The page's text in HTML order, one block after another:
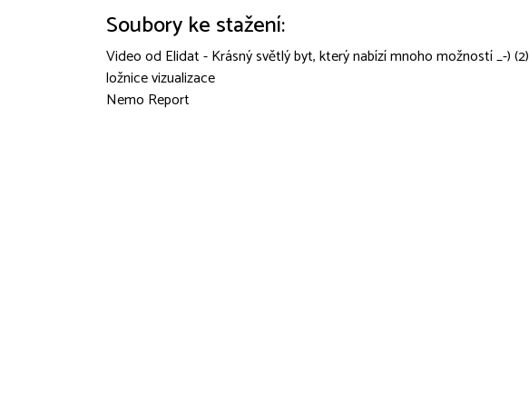
Soubory ke stažení:
Video od Elidat - Krásný světlý byt, který nabízí mnoho možností _-) (2)
ložnice vizualizace
Nemo Report